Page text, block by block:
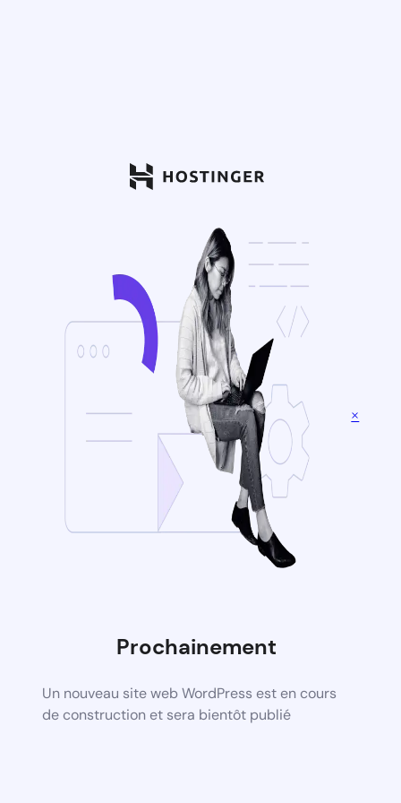
Prochainement
Un nouveau site web WordPress est en cours
de construction et sera bientôt publié
×